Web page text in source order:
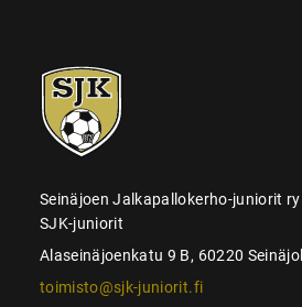
SJK-
juniorit
Seinäjoen Jalkapallokerho-juniorit
SJK-juniorit
Alaseinäjoenkatu 9 B, 60220
toimisto@sjk-juniorit.fi